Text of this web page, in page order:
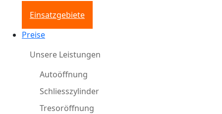
Einsatzgebiete
Preise
Unsere Leistungen
Autoöffnung
Schliesszylinder
Tresoröffnung